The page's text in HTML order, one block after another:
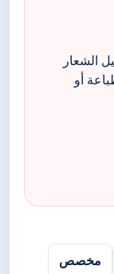
الشعار
أو
مخصص